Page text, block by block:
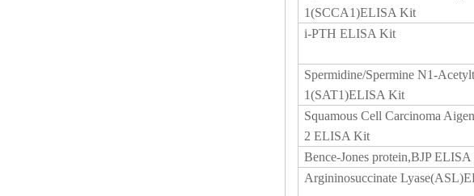
1(SCCA1)ELISA Kit
i-PTH ELISA Kit
Spermidine/Spermine N1-
1(SAT1)ELISA Kit
Squamous Cell Carcinoma
2 ELISA Kit
Bence-Jones protein,BJP
Argininosuccinate